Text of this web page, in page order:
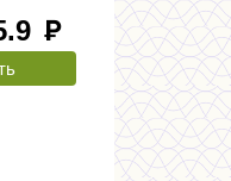
руб